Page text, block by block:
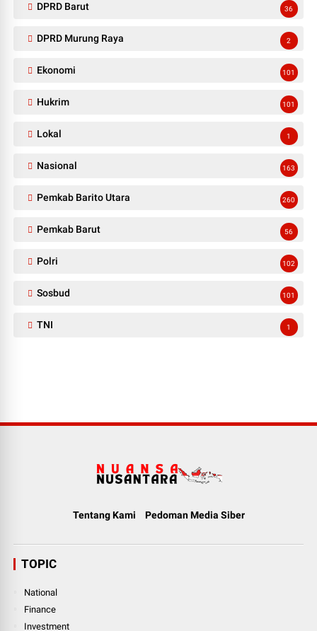
DPRD Barut 36
DPRD Murung Raya 2
Ekonomi 101
Hukrim 101
Lokal 1
Nasional 163
Pemkab Barito Utara 260
Pemkab Barut 56
Polri 102
Sosbud 101
TNI 1
Tentang Kami Pedoman Media Siber
TOPIC
National
Finance
Investment